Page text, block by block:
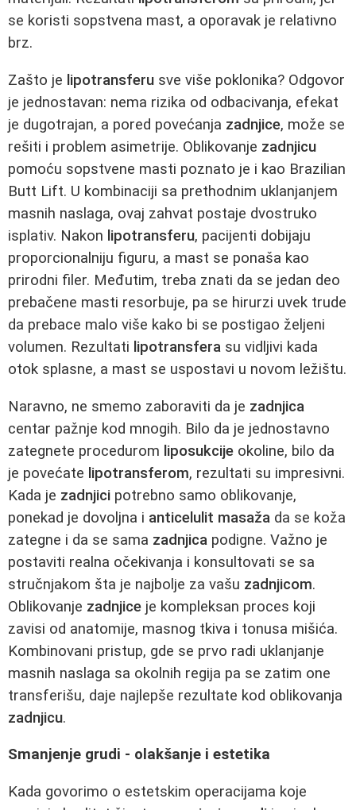
se koristi sopstvena mast, a oporavak je relativno
brz.
Zašto je lipotransferu sve više poklonika? Odgovor
je jednostavan: nema rizika od odbacivanja, efekat
je dugotrajan, a pored povećanja zadnjice, može se
rešiti i problem asimetrije. Oblikovanje zadnjicu
pomoću sopstvene masti poznato je i kao Brazilian
Butt Lift. U kombinaciji sa prethodnim uklanjanjem
masnih naslaga, ovaj zahvat postaje dvostruko
isplativ. Nakon lipotransferu, pacijenti dobijaju
proporcionalniju figuru, a mast se ponaša kao
prirodni filer. Međutim, treba znati da se jedan deo
prebačene masti resorbuje, pa se hirurzi uvek trude
da prebace malo više kako bi se postigao željeni
volumen. Rezultati lipotransfera su vidljivi kada
otok splasne, a mast se uspostavi u novom ležištu.
Naravno, ne smemo zaboraviti da je zadnjica
centar pažnje kod mnogih. Bilo da je jednostavno
zategnete procedurom liposukcije okoline, bilo da
je povećate lipotransferom, rezultati su impresivni.
Kada je zadnjici potrebno samo oblikovanje,
ponekad je dovoljna i anticelulit masaža da se koža
zategne i da se sama zadnjica podigne. Važno je
postaviti realna očekivanja i konsultovati se sa
stručnjakom šta je najbolje za vašu zadnjicom.
Oblikovanje zadnjice je kompleksan proces koji
zavisi od anatomije, masnog tkiva i tonusa mišića.
Kombinovani pristup, gde se prvo radi uklanjanje
masnih naslaga sa okolnih regija pa se zatim one
transferišu, daje najlepše rezultate kod oblikovanja
zadnjicu.
Smanjenje grudi - olakšanje i estetika
Kada govorimo o estetskim operacijama koje